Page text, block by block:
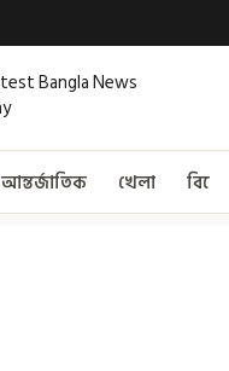
আন্তর্জাতিক খেলা